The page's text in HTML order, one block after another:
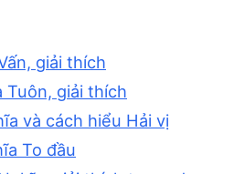
giải thích
Tuôn, giải thích
và cách hiểu Hải vị
To đầu